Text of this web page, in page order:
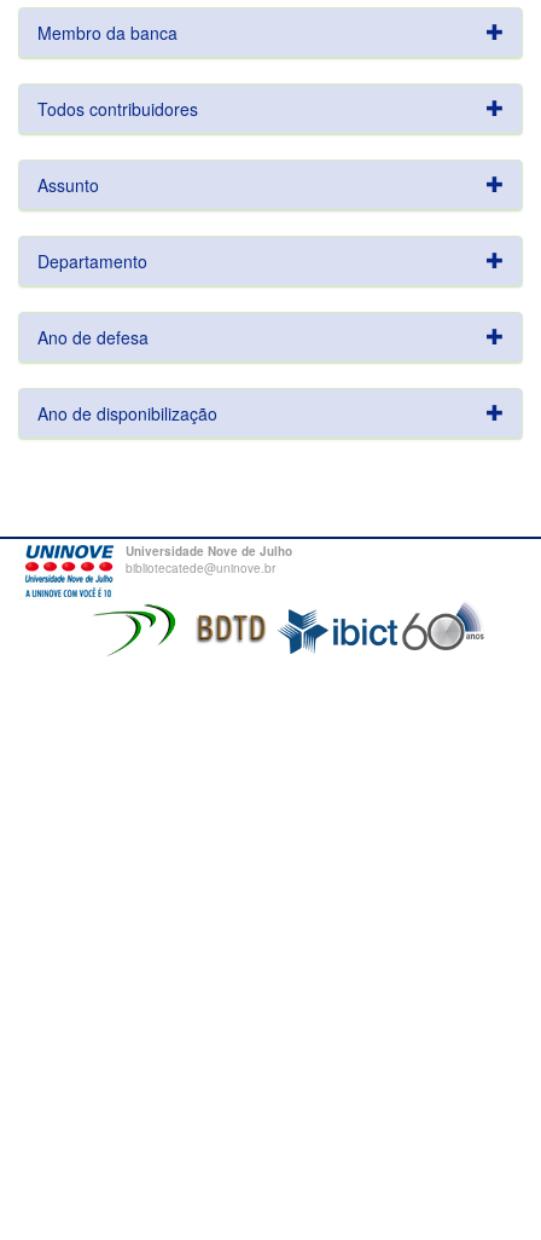
Membro da banca
Todos contribuidores
Assunto
Departamento
Ano de defesa
Ano de disponibilização
Universidade Nove de Julho
bibliotecatede@uninove.br